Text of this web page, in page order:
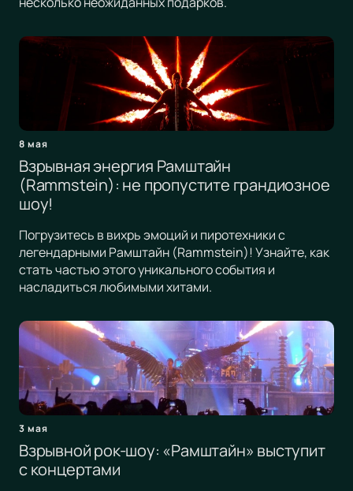
8 мая
Взрывная энергия Рамштайн
(Rammstein): не пропустите грандиозное
шоу!
Погрузитесь в вихрь эмоций и пиротехники с
легендарными Рамштайн (Rammstein)! Узнайте, как
стать частью этого уникального события и
насладиться любимыми хитами.
3 мая
Взрывной рок-шоу: «Рамштайн» выступит
с концертами